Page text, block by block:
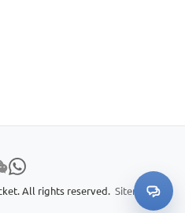
All rights reserved. Sitemap